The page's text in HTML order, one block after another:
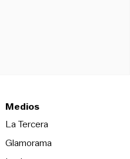
Medios
La TerceraOpens in new
Glamorama